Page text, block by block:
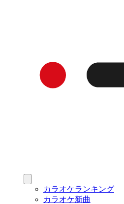
カラオケランキング
カラオケ新曲